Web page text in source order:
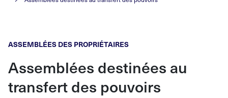
ASSEMBLÉES DES PROPRIÉTAIRES
Assemblées destinées au
transfert des pouvoirs